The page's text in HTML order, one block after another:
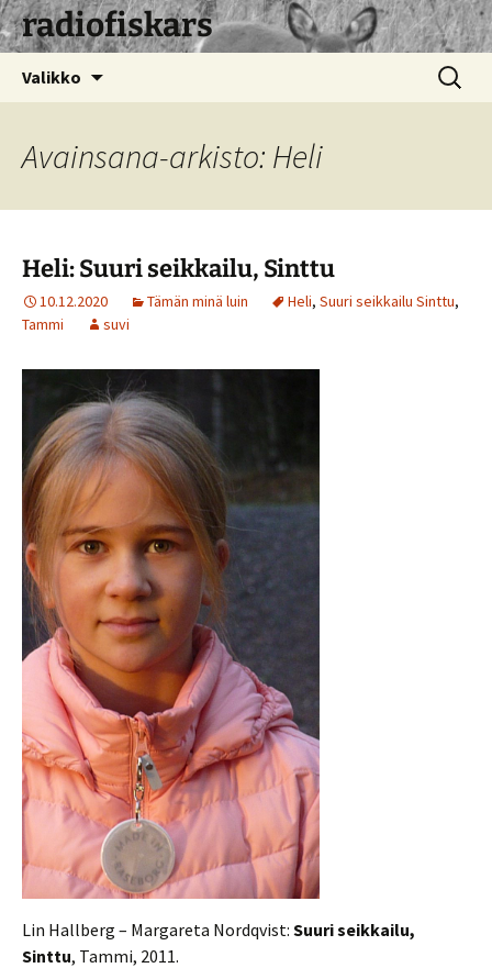
radiofiskars
Valikko Haku:
Avainsana-arkisto: Heli
Heli: Suuri seikkailu, Sinttu
10.12.2020 Tämän minä luin Heli, Suuri seikkailu Sinttu,
Tammi
suvi
Lin Hallberg – Margareta Nordqvist: Suuri seikkailu,
Sinttu, Tammi, 2011.